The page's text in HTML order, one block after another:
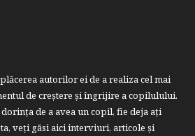
autorilor ei de a realiza cel mai
de creştere şi îngrijire a copilulului.
de a avea un copil, fie deja aţi
veți găsi aici interviuri, articole şi